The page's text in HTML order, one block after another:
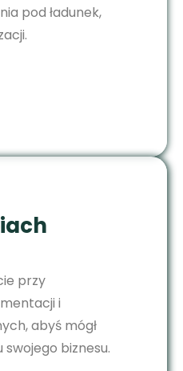
pod ładunek,
przy
i
abyś mógł
swojego biznesu.